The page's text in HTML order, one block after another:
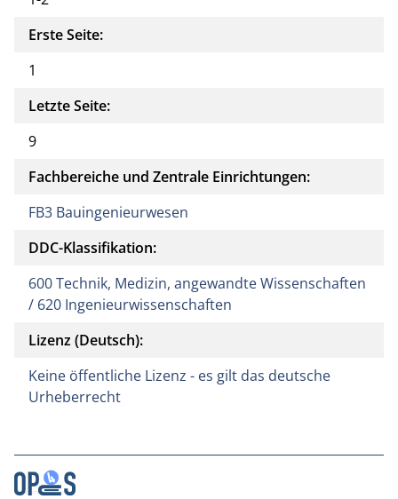
Erste Seite:
1
Letzte Seite:
9
Fachbereiche und Zentrale Einrichtungen:
FB3 Bauingenieurwesen
DDC-Klassifikation:
600 Technik, Medizin, angewandte Wissenschaften
/ 620 Ingenieurwissenschaften
Lizenz (Deutsch):
Keine öffentliche Lizenz - es gilt das deutsche
Urheberrecht